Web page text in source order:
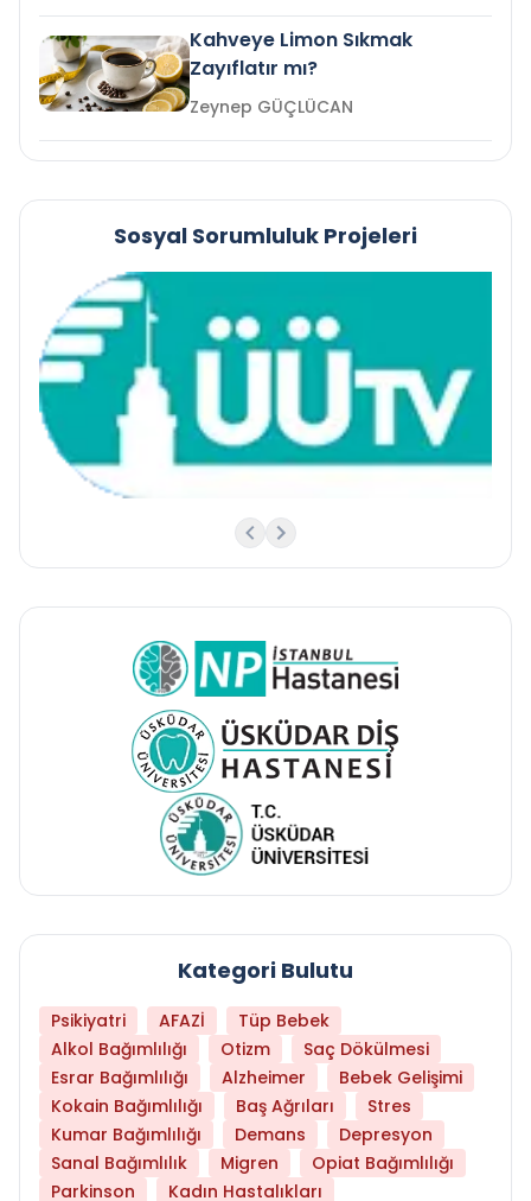
Kahveye Limon Sıkmak
Zayıflatır mı?
Zeynep GÜÇLÜCAN
Sosyal Sorumluluk Projeleri
Kategori Bulutu
Psikiyatri AFAZİ
Tüp Bebek
Alkol Bağımlılığı
Otizm
Saç Dökülmesi
Esrar Bağımlılığı
Alzheimer
Bebek Gelişimi
Kokain Bağımlılığı
Baş Ağrıları
Stres
Kumar Bağımlılığı
Demans
Depresyon
Sanal Bağımlılık
Migren
Opiat Bağımlılığı
Parkinson
Kadın Hastalıkları